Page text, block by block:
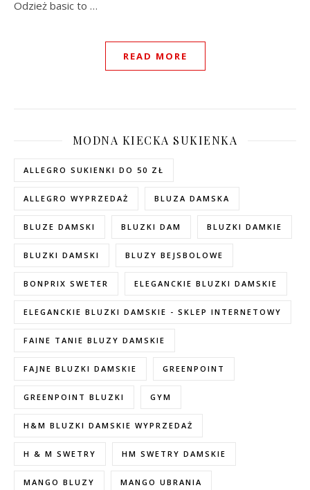
Odzież basic to …
READ MORE
MODNA KIECKA SUKIENKA
ALLEGRO SUKIENKI DO 50 ZŁ
ALLEGRO WYPRZEDAŻ BLUZA DAMSKA
BLUZE DAMSKI BLUZKI DAM BLUZKI DAMKIE
BLUZKI DAMSKI BLUZY BEJSBOLOWE
BONPRIX SWETER ELEGANCKIE BLUZKI DAMSKIE
ELEGANCKIE BLUZKI DAMSKIE - SKLEP INTERNETOWY
FAINE TANIE BLUZY DAMSKIE
FAJNE BLUZKI DAMSKIE GREENPOINT
GREENPOINT BLUZKI GYM
H&M BLUZKI DAMSKIE WYPRZEDAŻ
H & M SWETRY HM SWETRY DAMSKIE
MANGO BLUZY MANGO UBRANIA